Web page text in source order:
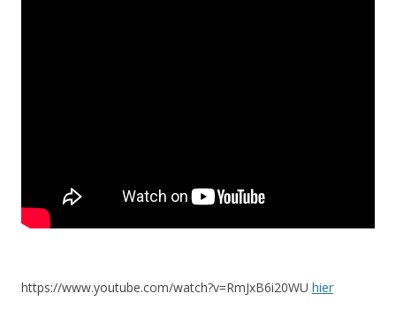
https://www.youtube.com/watch?v=RmJxB6i20WU hier